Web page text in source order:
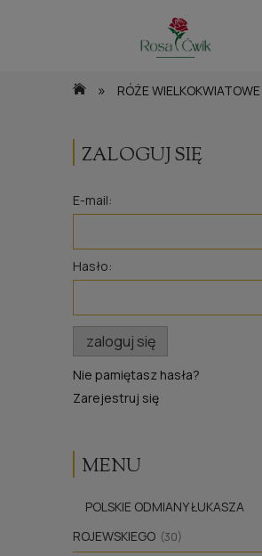
» RÓŻE WIELKOKWIATOWE
ZALOGUJ SIĘ
E-mail:
Hasło:
zaloguj się
Nie pamiętasz hasła?
Zarejestruj się
MENU
POLSKIE ODMIANY ŁUKASZA
ROJEWSKIEGO (30)